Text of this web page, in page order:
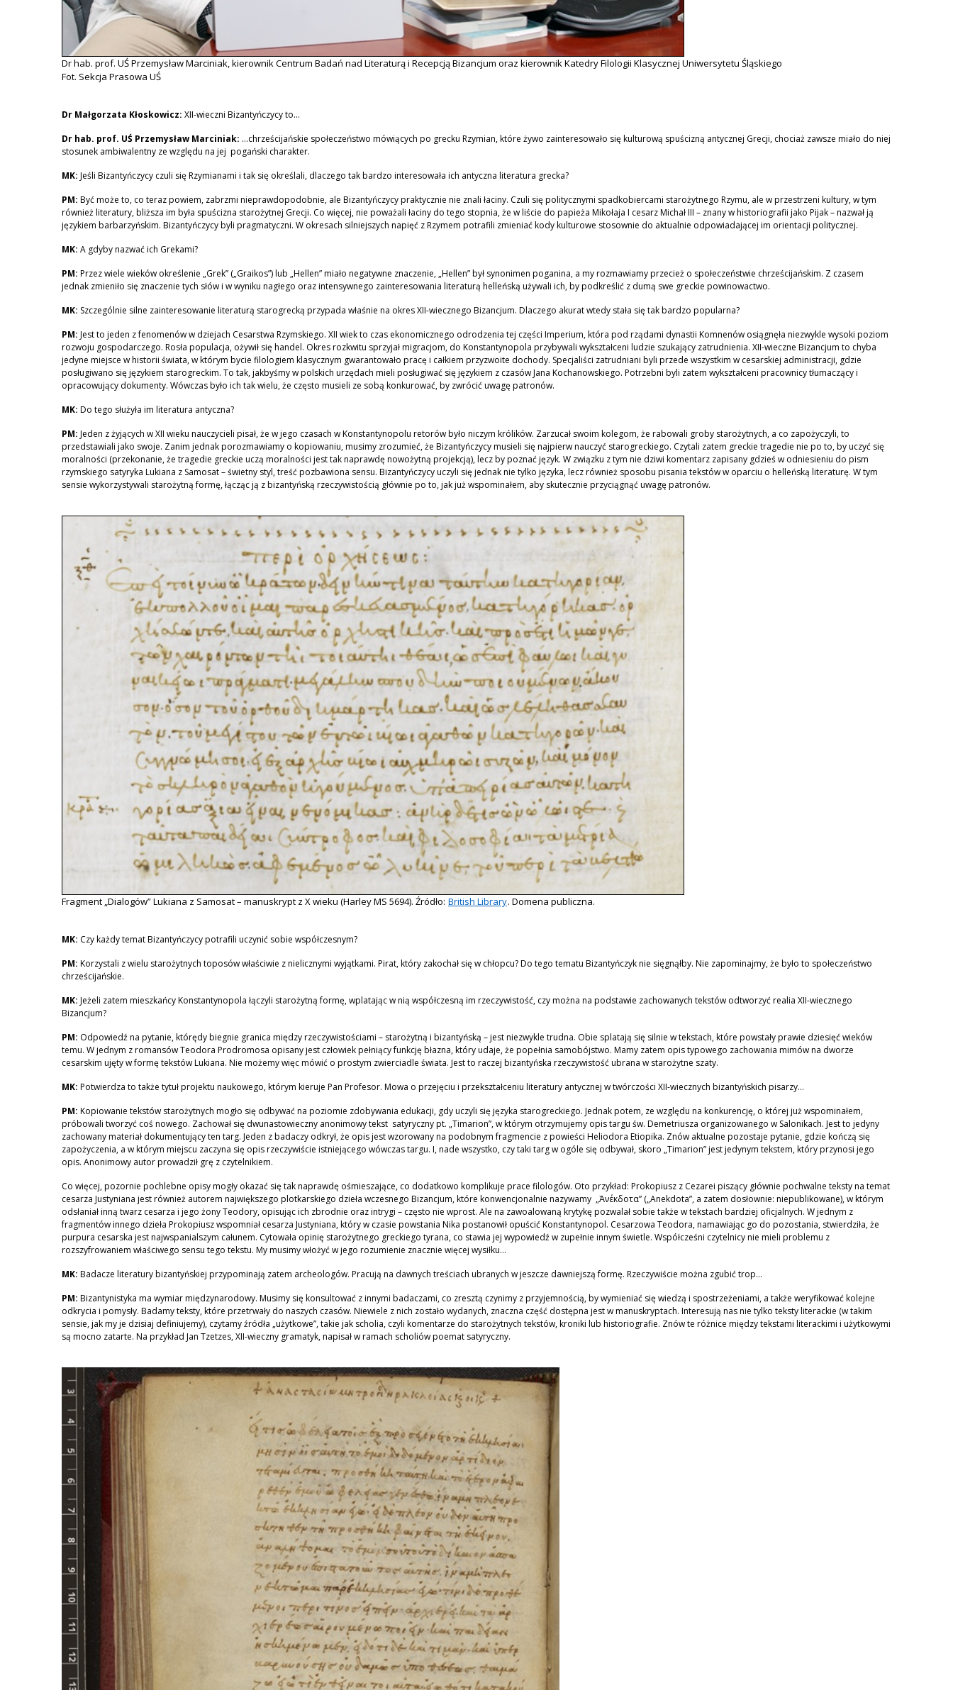
Dr hab. prof. UŚ Przemysław Marciniak, kierownik Centrum Badań nad Literaturą i Recepcją Bizancjum oraz kierownik Katedry Filologii Klasycznej Uniwersytetu Śląskiego
Fot. Sekcja Prasowa UŚ
Dr Małgorzata Kłoskowicz: XII-wieczni Bizantyńczycy to…
Dr hab. prof. UŚ Przemysław Marciniak: …chrześcijańskie społeczeństwo mówiących po grecku Rzymian, które żywo zainteresowało się kulturową spuścizną antycznej Grecji, chociaż zawsze miało do niej
stosunek ambiwalentny ze względu na jej pogański charakter.
MK: Jeśli Bizantyńczycy czuli się Rzymianami i tak się określali, dlaczego tak bardzo interesowała ich antyczna literatura grecka?
PM: Być może to, co teraz powiem, zabrzmi nieprawdopodobnie, ale Bizantyńczycy praktycznie nie znali łaciny. Czuli się politycznymi spadkobiercami starożytnego Rzymu, ale w przestrzeni kultury, w tym
również literatury, bliższa im była spuścizna starożytnej Grecji. Co więcej, nie poważali łaciny do tego stopnia, że w liście do papieża Mikołaja I cesarz Michał III – znany w historiografii jako Pijak – nazwał ją
językiem barbarzyńskim. Bizantyńczycy byli pragmatyczni. W okresach silniejszych napięć z Rzymem potrafili zmieniać kody kulturowe stosownie do aktualnie odpowiadającej im orientacji politycznej.
MK: A gdyby nazwać ich Grekami?
PM: Przez wiele wieków określenie „Grek” („Graikos”) lub „Hellen” miało negatywne znaczenie, „Hellen” był synonimen poganina, a my rozmawiamy przecież o społeczeństwie chrześcijańskim. Z czasem
jednak zmieniło się znaczenie tych słów i w wyniku nagłego oraz intensywnego zainteresowania literaturą helleńską używali ich, by podkreślić z dumą swe greckie powinowactwo.
MK: Szczególnie silne zainteresowanie literaturą starogrecką przypada właśnie na okres XII-wiecznego Bizancjum. Dlaczego akurat wtedy stała się tak bardzo popularna?
PM: Jest to jeden z fenomenów w dziejach Cesarstwa Rzymskiego. XII wiek to czas ekonomicznego odrodzenia tej części Imperium, która pod rządami dynastii Komnenów osiągnęła niezwykle wysoki poziom
rozwoju gospodarczego. Rosła populacja, ożywił się handel. Okres rozkwitu sprzyjał migracjom, do Konstantynopola przybywali wykształceni ludzie szukający zatrudnienia. XII-wieczne Bizancjum to chyba
jedyne miejsce w historii świata, w którym bycie filologiem klasycznym gwarantowało pracę i całkiem przyzwoite dochody. Specjaliści zatrudniani byli przede wszystkim w cesarskiej administracji, gdzie
posługiwano się językiem starogreckim. To tak, jakbyśmy w polskich urzędach mieli posługiwać się językiem z czasów Jana Kochanowskiego. Potrzebni byli zatem wykształceni pracownicy tłumaczący i
opracowujący dokumenty. Wówczas było ich tak wielu, że często musieli ze sobą konkurować, by zwrócić uwagę patronów.
MK: Do tego służyła im literatura antyczna?
PM: Jeden z żyjących w XII wieku nauczycieli pisał, że w jego czasach w Konstantynopolu retorów było niczym królików. Zarzucał swoim kolegom, że rabowali groby starożytnych, a co zapożyczyli, to
przedstawiali jako swoje. Zanim jednak porozmawiamy o kopiowaniu, musimy zrozumieć, że Bizantyńczycy musieli się najpierw nauczyć starogreckiego. Czytali zatem greckie tragedie nie po to, by uczyć się
moralności (przekonanie, że tragedie greckie uczą moralności jest tak naprawdę nowożytną projekcją), lecz by poznać język. W związku z tym nie dziwi komentarz zapisany gdzieś w odniesieniu do pism
rzymskiego satyryka Lukiana z Samosat – świetny styl, treść pozbawiona sensu. Bizantyńczycy uczyli się jednak nie tylko języka, lecz również sposobu pisania tekstów w oparciu o helleńską literaturę. W tym
sensie wykorzystywali starożytną formę, łącząc ją z bizantyńską rzeczywistością głównie po to, jak już wspominałem, aby skutecznie przyciągnąć uwagę patronów.
Fragment „Dialogów” Lukiana z Samosat – manuskrypt z X wieku (Harley MS 5694). Źródło: British Library. Domena publiczna.
MK: Czy każdy temat Bizantyńczycy potrafili uczynić sobie współczesnym?
PM: Korzystali z wielu starożytnych toposów właściwie z nielicznymi wyjątkami. Pirat, który zakochał się w chłopcu? Do tego tematu Bizantyńczyk nie sięgnąłby. Nie zapominajmy, że było to społeczeństwo
chrześcijańskie.
MK: Jeżeli zatem mieszkańcy Konstantynopola łączyli starożytną formę, wplatając w nią współczesną im rzeczywistość, czy można na podstawie zachowanych tekstów odtworzyć realia XII-wiecznego
Bizancjum?
PM: Odpowiedź na pytanie, którędy biegnie granica między rzeczywistościami – starożytną i bizantyńską – jest niezwykle trudna. Obie splatają się silnie w tekstach, które powstały prawie dziesięć wieków
temu. W jednym z romansów Teodora Prodromosa opisany jest człowiek pełniący funkcję błazna, który udaje, że popełnia samobójstwo. Mamy zatem opis typowego zachowania mimów na dworze
cesarskim ujęty w formę tekstów Lukiana. Nie możemy więc mówić o prostym zwierciadle świata. Jest to raczej bizantyńska rzeczywistość ubrana w starożytne szaty.
MK: Potwierdza to także tytuł projektu naukowego, którym kieruje Pan Profesor. Mowa o przejęciu i przekształceniu literatury antycznej w twórczości XII-wiecznych bizantyńskich pisarzy…
PM: Kopiowanie tekstów starożytnych mogło się odbywać na poziomie zdobywania edukacji, gdy uczyli się języka starogreckiego. Jednak potem, ze względu na konkurencję, o której już wspominałem,
próbowali tworzyć coś nowego. Zachował się dwunastowieczny anonimowy tekst satyryczny pt. „Timarion”, w którym otrzymujemy opis targu św. Demetriusza organizowanego w Salonikach. Jest to jedyny
zachowany materiał dokumentujący ten targ. Jeden z badaczy odkrył, że opis jest wzorowany na podobnym fragmencie z powieści Heliodora Etiopika. Znów aktualne pozostaje pytanie, gdzie kończą się
zapożyczenia, a w którym miejscu zaczyna się opis rzeczywiście istniejącego wówczas targu. I, nade wszystko, czy taki targ w ogóle się odbywał, skoro „Timarion” jest jedynym tekstem, który przynosi jego
opis. Anonimowy autor prowadził grę z czytelnikiem.
Co więcej, pozornie pochlebne opisy mogły okazać się tak naprawdę ośmieszające, co dodatkowo komplikuje prace filologów. Oto przykład: Prokopiusz z Cezarei piszący głównie pochwalne teksty na temat
cesarza Justyniana jest również autorem największego plotkarskiego dzieła wczesnego Bizancjum, które konwencjonalnie nazywamy „Ἀνέκδοτα” („Anekdota”, a zatem dosłownie: niepublikowane), w którym
odsłaniał inną twarz cesarza i jego żony Teodory, opisując ich zbrodnie oraz intrygi – często nie wprost. Ale na zawoalowaną krytykę pozwalał sobie także w tekstach bardziej oficjalnych. W jednym z
fragmentów innego dzieła Prokopiusz wspomniał cesarza Justyniana, który w czasie powstania Nika postanowił opuścić Konstantynopol. Cesarzowa Teodora, namawiając go do pozostania, stwierdziła, że
purpura cesarska jest najwspanialszym całunem. Cytowała opinię starożytnego greckiego tyrana, co stawia jej wypowiedź w zupełnie innym świetle. Współcześni czytelnicy nie mieli problemu z
rozszyfrowaniem właściwego sensu tego tekstu. My musimy włożyć w jego rozumienie znacznie więcej wysiłku…
MK: Badacze literatury bizantyńskiej przypominają zatem archeologów. Pracują na dawnych treściach ubranych w jeszcze dawniejszą formę. Rzeczywiście można zgubić trop…
PM: Bizantynistyka ma wymiar międzynarodowy. Musimy się konsultować z innymi badaczami, co zresztą czynimy z przyjemnością, by wymieniać się wiedzą i spostrzeżeniami, a także weryfikować kolejne
odkrycia i pomysły. Badamy teksty, które przetrwały do naszych czasów. Niewiele z nich zostało wydanych, znaczna część dostępna jest w manuskryptach. Interesują nas nie tylko teksty literackie (w takim
sensie, jak my je dzisiaj definiujemy), czytamy źródła „użytkowe”, takie jak scholia, czyli komentarze do starożytnych tekstów, kroniki lub historiografie. Znów te różnice między tekstami literackimi i użytkowymi
są mocno zatarte. Na przykład Jan Tzetzes, XII-wieczny gramatyk, napisał w ramach scholiów poemat satyryczny.